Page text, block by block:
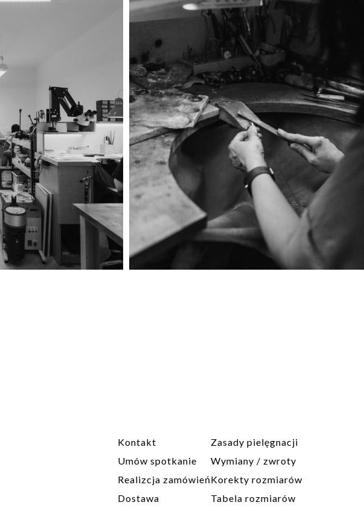
Kontakt
Umów spotkanie
Realizcja zamówień
Dostawa
Zasady pielęgnacji
Wymiany / zwroty
Korekty rozmiarów
Tabela rozmiarów